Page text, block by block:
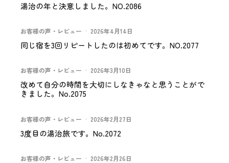
湯治の年と決意しました。NO.2086
お客様の声・レビュー · 2026年4月14日
同じ宿を3回リピートしたのは初めてです。NO.2077
お客様の声・レビュー · 2026年3月10日
改めて自分の時間を大切にしなきゃなと思うことがで
きました。No.2075
お客様の声・レビュー · 2026年2月27日
3度目の湯治旅です。No.2072
お客様の声・レビュー · 2026年2月26日